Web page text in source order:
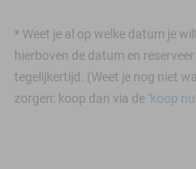
* Weet je al op welke datum je
hierboven de datum en
tegelijkertijd. (Weet je nog niet
zorgen: koop dan via de ‘koop nu